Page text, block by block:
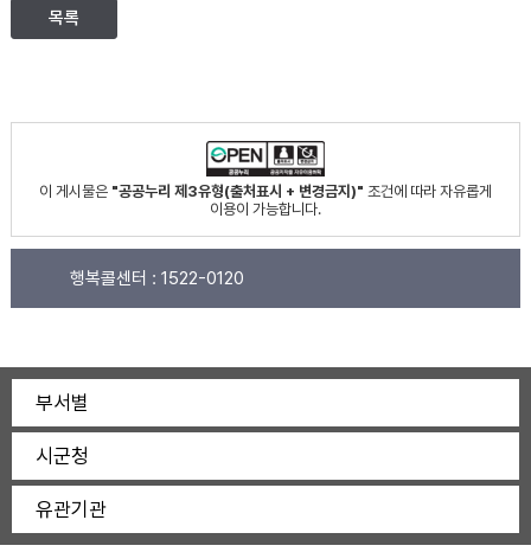
목록
이 게시물은 "공공누리 제3유형(출처표시 + 변경금지)" 조건에 따라 자유롭게
이용이 가능합니다.
행복콜센터 : 1522-0120
부서별
시군청
유관기관